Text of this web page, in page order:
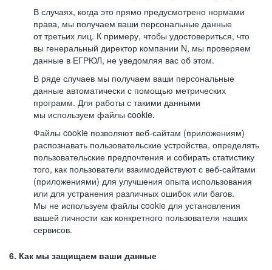
В случаях, когда это прямо предусмотрено нормами
права, мы получаем ваши персональные данные
от третьих лиц. К примеру, чтобы удостовериться, что
вы генеральный директор компании N, мы проверяем
данные в ЕГРЮЛ, не уведомляя вас об этом.
В ряде случаев мы получаем ваши персональные
данные автоматически с помощью метрических
программ. Для работы с такими данными
мы используем файлы cookie.
Файлы cookie позволяют веб-сайтам (приложениям)
распознавать пользовательские устройства, определять
пользовательские предпочтения и собирать статистику
того, как пользователи взаимодействуют с веб-сайтами
(приложениями) для улучшения опыта использования
или для устранения различных ошибок или багов.
Мы не используем файлы cookie для установления
вашей личности как конкретного пользователя наших
сервисов.
6. Как мы защищаем ваши данные